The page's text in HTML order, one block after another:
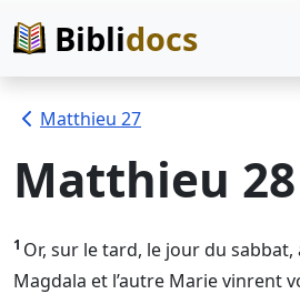
Biblidocs
Matthieu 27
Matthieu 28
1 Or, sur le tard, le jour du
Magdala et l’autre Marie vinrent